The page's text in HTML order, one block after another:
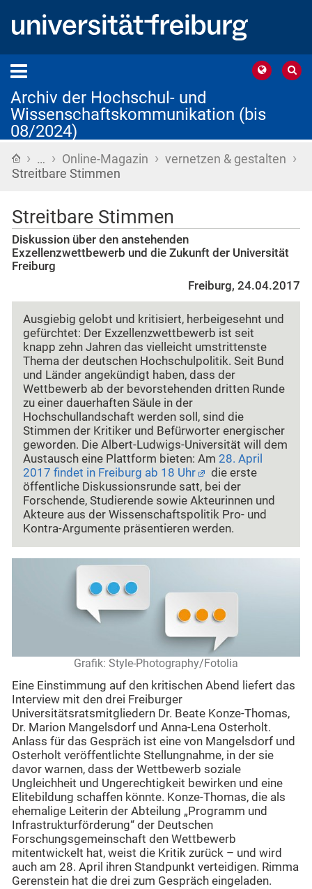
Archiv der Hochschul- und
Wissenschaftskommunikation (bis
08/2024)
Startseite
› … › Online-Magazin › vernetzen & gestalten ›
Streitbare Stimmen
Streitbare Stimmen
Diskussion über den anstehenden
Exzellenzwettbewerb und die Zukunft der Universität
Freiburg
Freiburg, 24.04.2017
Ausgiebig gelobt und kritisiert, herbeigesehnt und
gefürchtet: Der Exzellenzwettbewerb ist seit
knapp zehn Jahren das vielleicht umstrittenste
Thema der deutschen Hochschulpolitik. Seit Bund
und Länder angekündigt haben, dass der
Wettbewerb ab der bevorstehenden dritten Runde
zu einer dauerhaften Säule in der
Hochschullandschaft werden soll, sind die
Stimmen der Kritiker und Befürworter energischer
geworden. Die Albert-Ludwigs-Universität will dem
Austausch eine Plattform bieten: Am 28. April
2017 findet in Freiburg ab 18 Uhr
die erste
öffentliche Diskussionsrunde satt, bei der
Forschende, Studierende sowie Akteurinnen und
Akteure aus der Wissenschaftspolitik Pro- und
Kontra-Argumente präsentieren werden.
Grafik: Style-Photography/Fotolia
Eine Einstimmung auf den kritischen Abend liefert das
Interview mit den drei Freiburger
Universitätsratsmitgliedern Dr. Beate Konze-Thomas,
Dr. Marion Mangelsdorf und Anna-Lena Osterholt.
Anlass für das Gespräch ist eine von Mangelsdorf und
Osterholt veröffentlichte Stellungnahme, in der sie
davor warnen, dass der Wettbewerb soziale
Ungleichheit und Ungerechtigkeit bewirken und eine
Elitebildung schaffen könnte. Konze-Thomas, die als
ehemalige Leiterin der Abteilung „Programm und
Infrastrukturförderung“ der Deutschen
Forschungsgemeinschaft den Wettbewerb
mitentwickelt hat, weist die Kritik zurück – und wird
auch am 28. April ihren Standpunkt verteidigen. Rimma
Gerenstein hat die drei zum Gespräch eingeladen.